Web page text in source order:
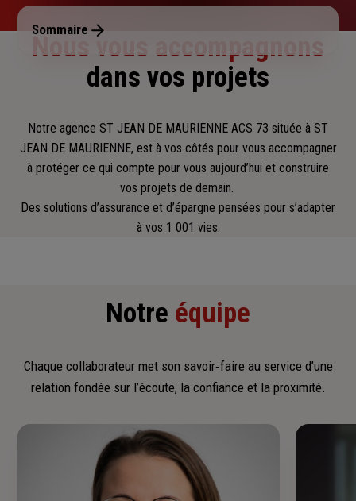
Dimanche : Fermé
Sommaire
Nous vous accompagnons
dans vos projets
Notre agence ST JEAN DE MAURIENNE ACS 73 située à ST
JEAN DE MAURIENNE, est à vos côtés pour vous accompagner
à protéger ce qui compte pour vous aujourd’hui et construire
vos projets de demain.
Des solutions d’assurance et d’épargne pensées pour s’adapter
à vos 1 001 vies.
Notre équipe
Chaque collaborateur met son savoir‑faire au service d’une
relation fondée sur l’écoute, la confiance et la proximité.